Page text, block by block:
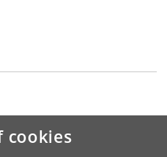
cookies